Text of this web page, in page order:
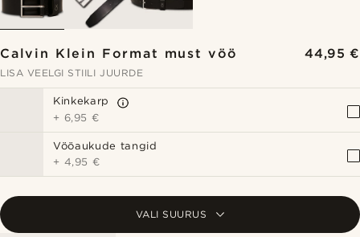
Calvin Klein Format must vöö 44,95 €
LISA VEELGI STIILI JUURDE
Kinkekarp
+ 6,95 €
Vööaukude tangid
+ 4,95 €
VALI SUURUS